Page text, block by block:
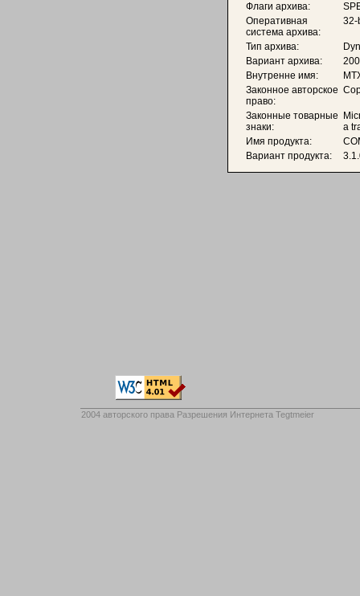
Флаги архива:
Оперативная
система архива:
32-
Тип архива:
Вариант архива:
Внутренне имя:
Законное авторское
право:
Законные товарные
знаки:
a
Имя продукта:
Вариант продукта:
2004 авторского права Разрешения Интернета Tegtmeier